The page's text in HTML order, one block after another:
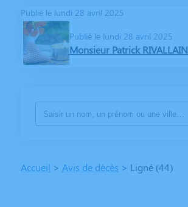
Publié le lundi 28 avril 2025
Publié le lundi 28 avril 2025
Monsieur Patrick RIVALLAIN
Accueil > Avis de décès > Ligné (44)